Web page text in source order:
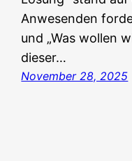
Anwesenden
und „Was wollen
dieser…
November 28, 2025